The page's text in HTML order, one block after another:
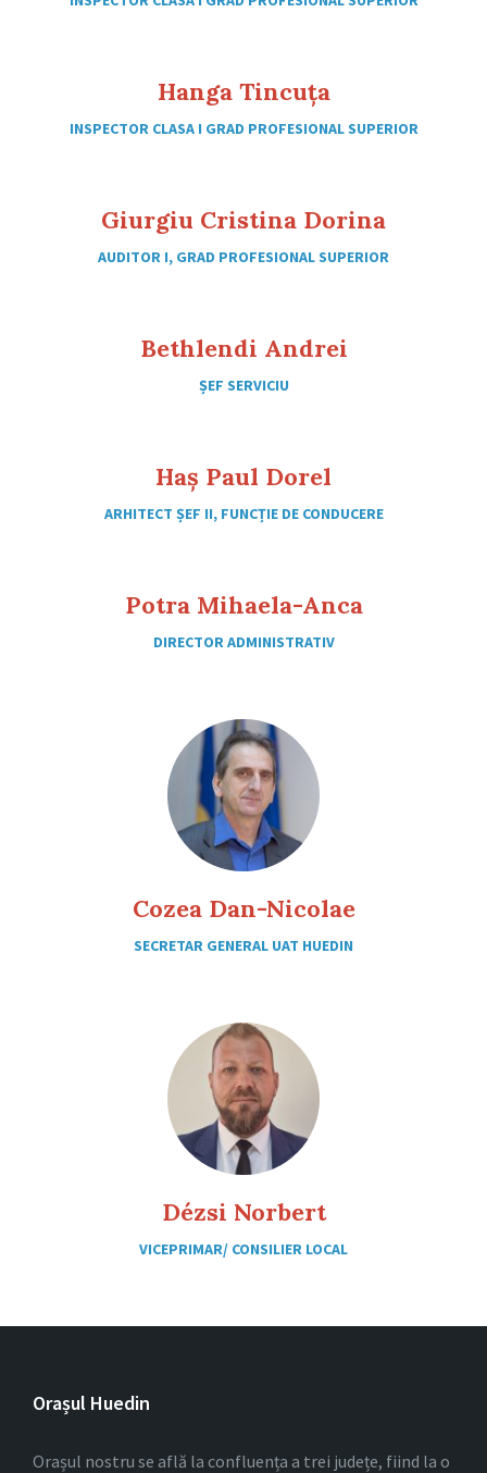
Hanga Tincuța
INSPECTOR CLASA I GRAD PROFESIONAL SUPERIOR
Giurgiu Cristina Dorina
AUDITOR I, GRAD PROFESIONAL SUPERIOR
Bethlendi Andrei
ȘEF SERVICIU
Haș Paul Dorel
ARHITECT ȘEF II, FUNCȚIE DE CONDUCERE
Potra Mihaela-Anca
DIRECTOR ADMINISTRATIV
Cozea Dan-Nicolae
SECRETAR GENERAL UAT HUEDIN
Dézsi Norbert
VICEPRIMAR/ CONSILIER LOCAL
Orașul Huedin
Orașul nostru se află la confluența a trei județe, fiind la o